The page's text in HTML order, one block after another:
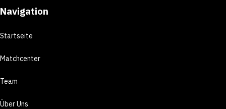
Navigation
Startseite
Matchcenter
Team
Über Uns